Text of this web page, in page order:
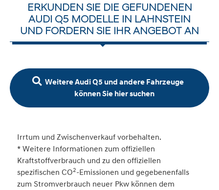
ERKUNDEN SIE DIE GEFUNDENEN
AUDI Q5 MODELLE IN LAHNSTEIN
UND FORDERN SIE IHR ANGEBOT AN
Weitere Audi Q5 und andere Fahrzeuge
können Sie hier suchen
Irrtum und Zwischenverkauf vorbehalten.
* Weitere Informationen zum offiziellen
Kraftstoffverbrauch und zu den offiziellen
spezifischen CO2-Emissionen und gegebenenfalls
zum Stromverbrauch neuer Pkw können dem